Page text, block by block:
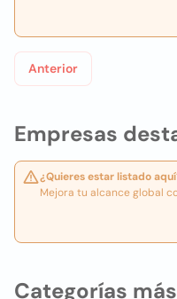
Empresas
¿Quieres estar listado
Mejora tu alcance global
Anterior
Categorías